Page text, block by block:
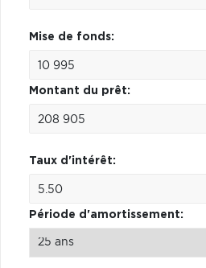
Mise de fonds:
Montant du prêt:
Taux d'intérêt:
Période d'amortissement: